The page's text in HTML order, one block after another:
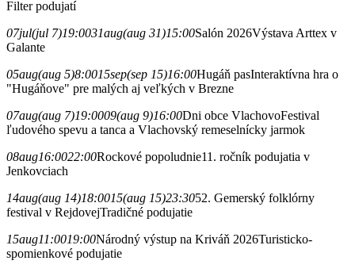
Filter podujatí
07jul(jul 7)19:0031aug(aug 31)15:00Salón 2026Výstava Arttex v
Galante
05aug(aug 5)8:0015sep(sep 15)16:00Hugáň pasInteraktívna hra o
"Hugáňove" pre malých aj veľkých v Brezne
07aug(aug 7)19:0009(aug 9)16:00Dni obce VlachovoFestival
ľudového spevu a tanca a Vlachovský remeselnícky jarmok
08aug16:0022:00Rockové popoludnie11. ročník podujatia v
Jenkovciach
14aug(aug 14)18:0015(aug 15)23:3052. Gemerský folklórny
festival v RejdovejTradičné podujatie
15aug11:0019:00Národný výstup na Kriváň 2026Turisticko-
spomienkové podujatie